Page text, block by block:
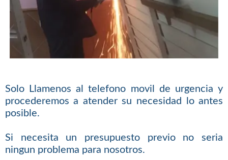
Solo Llamenos al telefono movil de urgencia y
procederemos a atender su necesidad lo antes
posible.
Si necesita un presupuesto previo no seria
ningun problema para nosotros.